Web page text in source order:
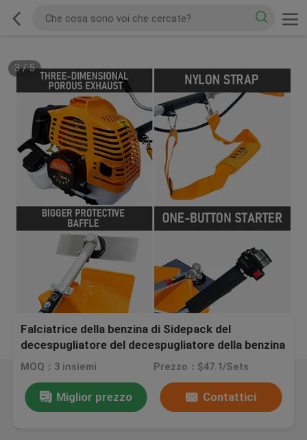
3/5
Falciatrice della benzina di Sidepack del
decespugliatore del decespugliatore della benzina
di 2T 52CC
MOQ：3 insiemi Prezzo：$47.1/Sets
Miglior prezzo Contattici